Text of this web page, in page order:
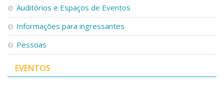
Auditórios e Espaços de Eventos
Informações para ingressantes
Pessoas
EVENTOS